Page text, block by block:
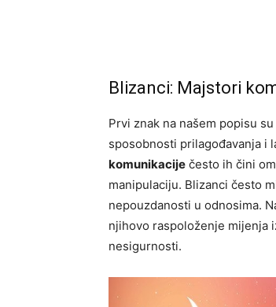
Blizanci: Majstori
Prvi znak na našem popisu su
sposobnosti prilagođavanja i
komunikacije često ih čini
manipulaciju. Blizanci često
nepouzdanosti u odnosima.
njihovo raspoloženje mijenja
nesigurnosti.